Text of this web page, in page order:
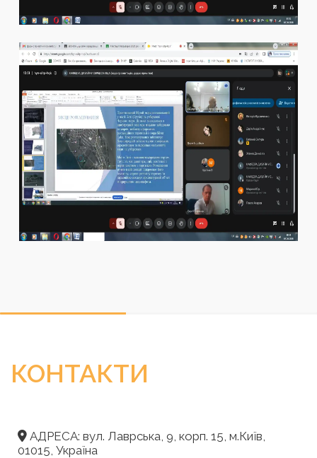
КОНТАКТИ
АДРЕСА: вул. Лаврська, 9, корп. 15, м.Київ,
01015, Україна